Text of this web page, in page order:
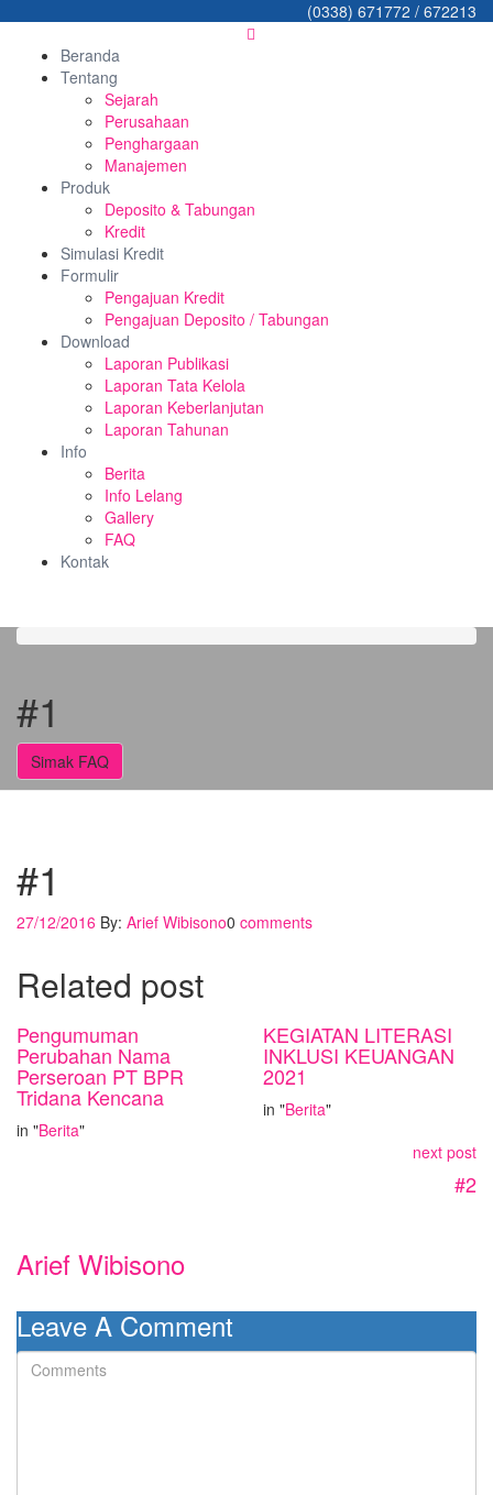
(0338) 671772 / 672213
Beranda
Tentang
Sejarah
Perusahaan
Penghargaan
Manajemen
Produk
Deposito & Tabungan
Kredit
Simulasi Kredit
Formulir
Pengajuan Kredit
Pengajuan Deposito / Tabungan
Download
Laporan Publikasi
Laporan Tata Kelola
Laporan Keberlanjutan
Laporan Tahunan
Info
Berita
Info Lelang
Gallery
FAQ
Kontak
#1
Simak FAQ
#1
27/12/2016 By: Arief Wibisono0 comments
Related post
Pengumuman
Perubahan Nama
Perseroan PT BPR
Tridana Kencana
in "Berita"
KEGIATAN LITERASI
INKLUSI KEUANGAN
2021
in "Berita"
next post
#2
Arief Wibisono
Leave A Comment